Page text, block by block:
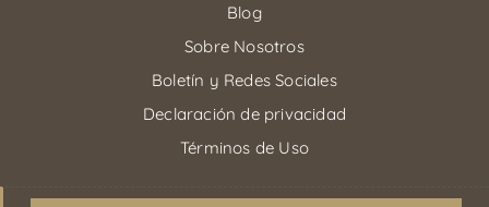
Blog
Sobre Nosotros
Boletín y Redes Sociales
Declaración de privacidad
Términos de Uso